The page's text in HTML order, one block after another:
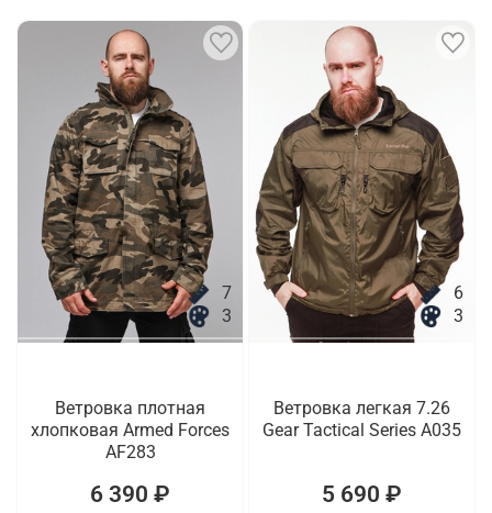
7
3
Ветровка плотная
хлопковая Armed Forces
AF283
6 390 ₽
6
3
Ветровка легкая 7.26
Gear Tactical Series A035
5 690 ₽